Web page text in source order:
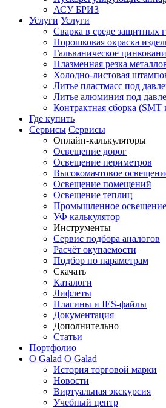
АСУ БРИЗ
Услуги Услуги
Сварка в среде защитных
Порошковая окраска
Гальваническое
Плазменная резка
Холодно-листовая
Литье пластмасс под
Литье алюминия под
Контрактная сборка
Где купить
Сервисы Сервисы
Онлайн-калькуляторы
Освещение дорог
Освещение периметров
Высокомачтовое
Освещение помещений
Освещение теплиц
Промышленное освещение
УФ калькулятор
Инструменты
Сервис подбора аналогов
Расчёт окупаемости
Подбор по параметрам
Скачать
Каталоги
Лифлеты
Плагины и IES-файлы
Документация
Дополнительно
Статьи
Портфолио
О Galad О Galad
История торговой марки
Новости
Виртуальная экскурсия
Учебный центр